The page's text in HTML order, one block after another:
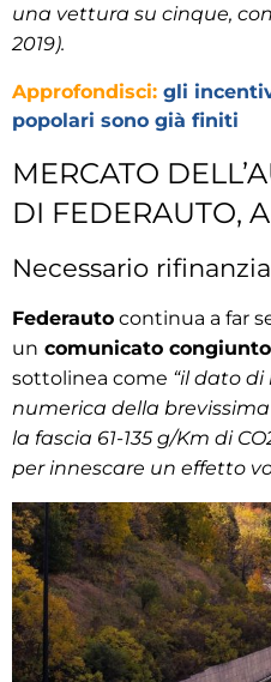
una vettura su cinque, con
2019).
Approfondisci: gli
popolari sono già finiti
MERCATO
DI FEDERAUTO,
Necessario
Federauto continua a far
un comunicato
sottolinea come “il dato
numerica della
la fascia 61-135 g/Km di
per innescare un effetto